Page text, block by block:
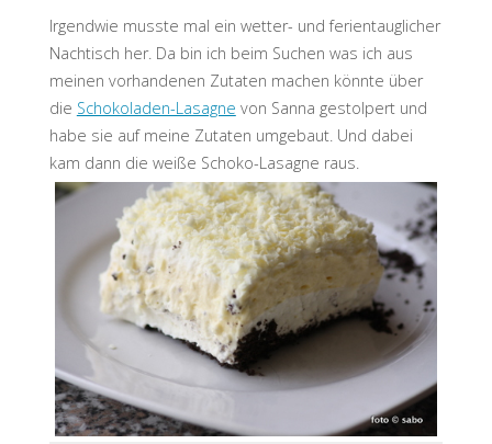
Irgendwie musste mal ein wetter- und ferientauglicher
Nachtisch her. Da bin ich beim Suchen was ich aus
meinen vorhandenen Zutaten machen könnte über
die Schokoladen-Lasagne von Sanna gestolpert und
habe sie auf meine Zutaten umgebaut. Und dabei
kam dann die weiße Schoko-Lasagne raus.